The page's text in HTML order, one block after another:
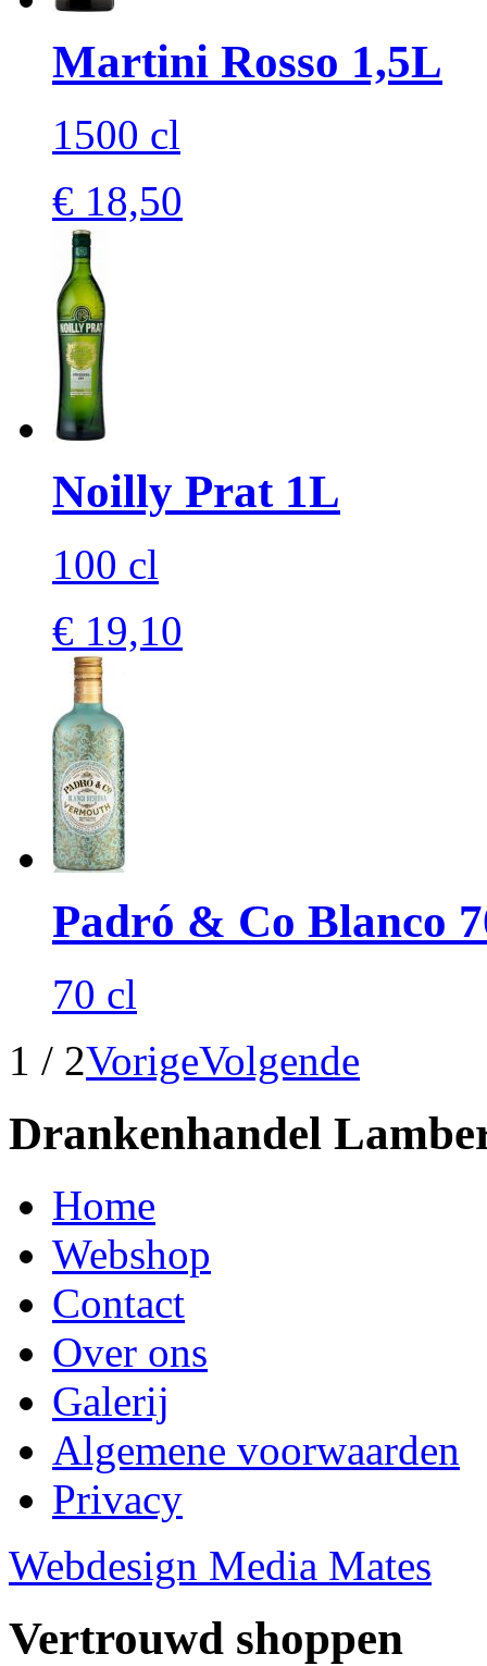
Martini Rosso 1,5L
1500 cl
€ 18,50
Noilly Prat 1L
100 cl
€ 19,10
Padró & Co Blanco
70 cl
1 / 2VorigeVolgende
Drankenhandel
Home
Webshop
Contact
Over ons
Galerij
Algemene voorwaarden
Privacy
Webdesign Media Mates
Vertrouwd shoppen